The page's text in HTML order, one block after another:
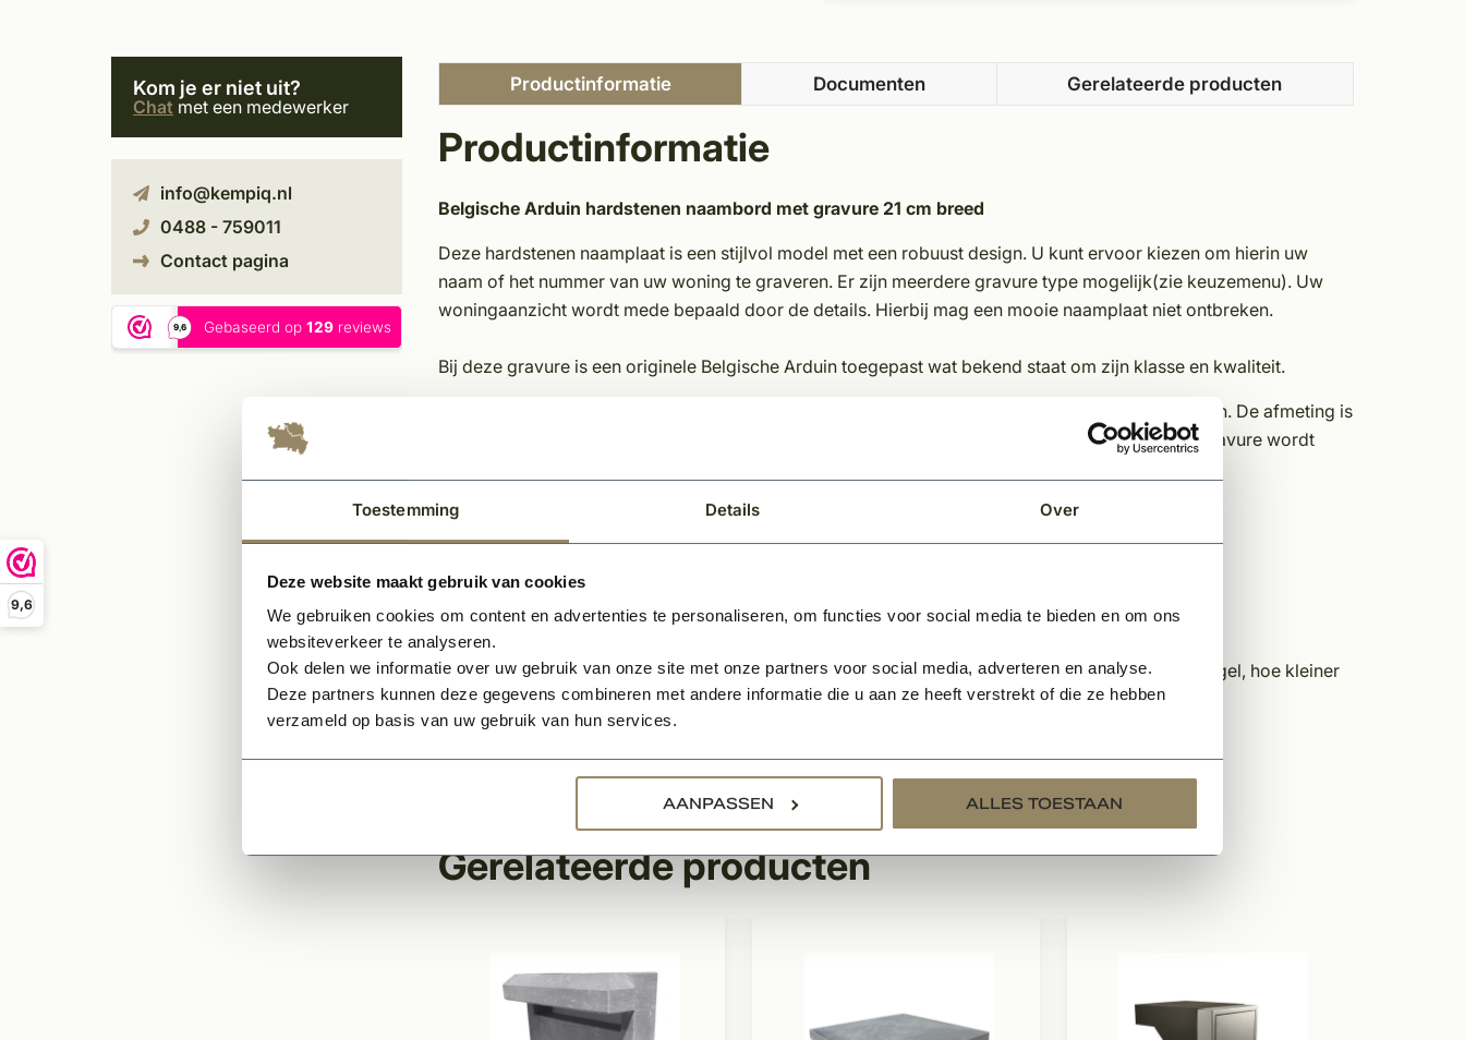
Toestemming Details Over
Deze website maakt gebruik van cookies
We gebruiken cookies om content en advertenties te personaliseren, om functies voor social media te bieden en om ons
websiteverkeer te analyseren.
Ook delen we informatie over uw gebruik van onze site met onze partners voor social media, adverteren en analyse.
Deze partners kunnen deze gegevens combineren met andere informatie die u aan ze heeft verstrekt of die ze hebben
verzameld op basis van uw gebruik van hun services.
AANPASSEN ALLES TOESTAAN
9,6
Productinformatie Documenten Gerelateerde producten
Kom je er niet uit?
Chat met een medewerker
info@kempiq.nl
0488 - 759011
Contact pagina
Productinformatie
Belgische Arduin hardstenen naambord met gravure 21 cm breed
Deze hardstenen naamplaat is een stijlvol model met een robuust design. U kunt ervoor kiezen om hierin uw
naam of het nummer van uw woning te graveren. Er zijn meerdere gravure type mogelijk(zie keuzemenu). Uw
woningaanzicht wordt mede bepaald door de details. Hierbij mag een mooie naamplaat niet ontbreken.
Bij deze gravure is een originele Belgische Arduin toegepast wat bekend staat om zijn klasse en kwaliteit.
Door het toepassen van deze inmetselplaat creëert u eenheid met een brievenbus die wij u bieden. De afmeting is
identiek waardoor dit een mooie match is en u hiermee eenheid creëert in de uitstraling. Deze gravure wordt
Specificaties:
Breedte: 21 cm
Hoogte: 11 of 16 cm
Materiaaltype: Belgische Arduin hardsteen
Naam- en huisnummergravure mogelijk, maximaal 15 tekens per regel. Hoe meer tekens per regel, hoe kleiner
de gravure wordt.Vooraf ontvangt u een voorbeeld ter goedkeuring van de gravure.
* Bij de 3e afbeelding worden de mogelijkheden voor naam- en nummergravure getoond!
Gerelateerde producten